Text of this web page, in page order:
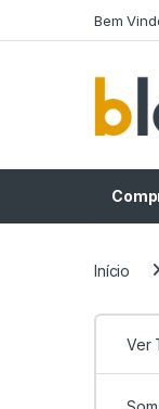
Bem
Início
Ver